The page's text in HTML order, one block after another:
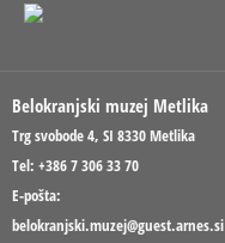
Belokranjski muzej Metlika
Trg svobode 4, SI 8330 Metlika
Tel: +386 7 306 33 70
E-pošta:
belokranjski.muzej@guest.arnes.si